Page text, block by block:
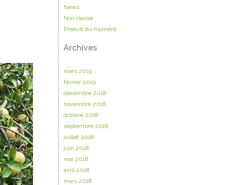
News
Non classé
Produit du moment
Archives
mars 2019
février 2019
décembre 2018
novembre 2018
octobre 2018
septembre 2018
juillet 2018
juin 2018
mai 2018
avril 2018
mars 2018